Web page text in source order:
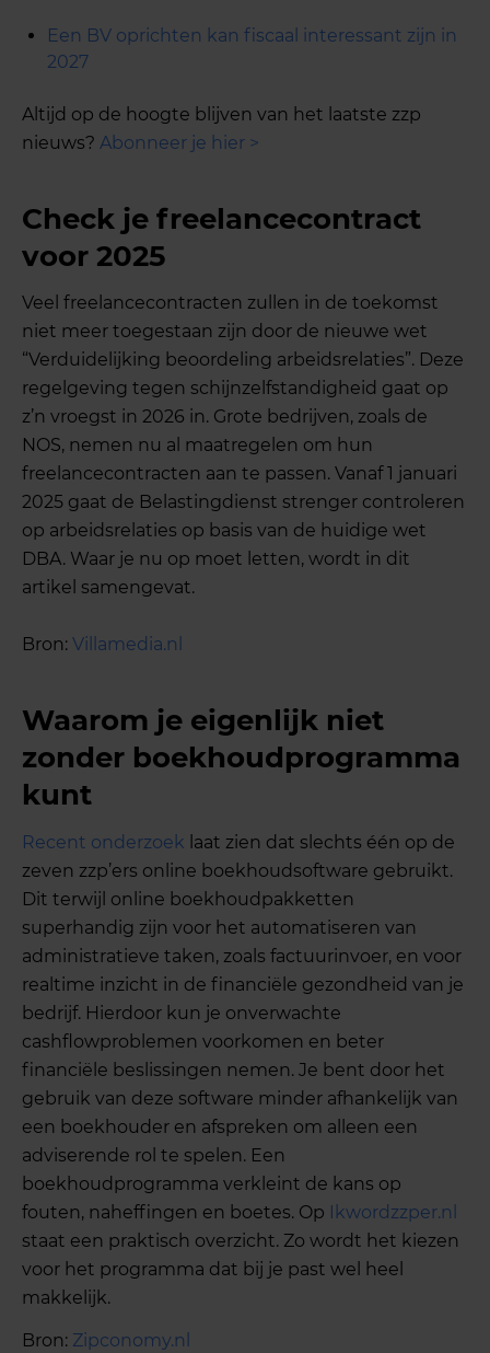
Een BV oprichten kan fiscaal interessant zijn in
2027
Altijd op de hoogte blijven van het laatste zzp
nieuws? Abonneer je hier >
Check je freelancecontract
voor 2025
Veel freelancecontracten zullen in de toekomst
niet meer toegestaan zijn door de nieuwe wet
“Verduidelijking beoordeling arbeidsrelaties”. Deze
regelgeving tegen schijnzelfstandigheid gaat op
z’n vroegst in 2026 in. Grote bedrijven, zoals de
NOS, nemen nu al maatregelen om hun
freelancecontracten aan te passen. Vanaf 1 januari
2025 gaat de Belastingdienst strenger controleren
op arbeidsrelaties op basis van de huidige wet
DBA. Waar je nu op moet letten, wordt in dit
artikel samengevat.
Bron:Villamedia.nl
Waarom je eigenlijk niet
zonder boekhoudprogramma
kunt
Recent onderzoek laat zien dat slechts één op de
zeven zzp’ers online boekhoudsoftware gebruikt.
Dit terwijl online boekhoudpakketten
superhandig zijn voor het automatiseren van
administratieve taken, zoals factuurinvoer, en voor
realtime inzicht in de financiële gezondheid van je
bedrijf. Hierdoor kun je onverwachte
cashflowproblemen voorkomen en beter
financiële beslissingen nemen. Je bent door het
gebruik van deze software minder afhankelijk van
een boekhouder en afspreken om alleen een
adviserende rol te spelen. Een
boekhoudprogramma verkleint de kans op
fouten, naheffingen en boetes. Op Ikwordzzper.nl
staat een praktisch overzicht. Zo wordt het kiezen
voor het programma dat bij je past wel heel
makkelijk.
Bron: Zipconomy.nl